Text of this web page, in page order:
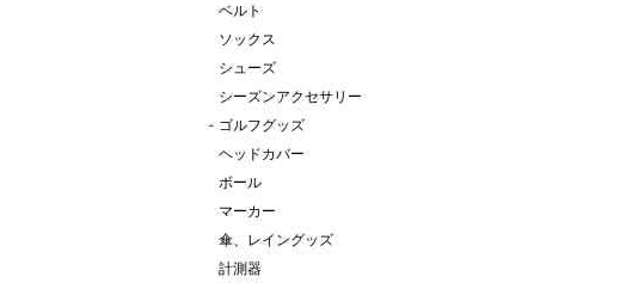
ベルト
ソックス
シューズ
シーズンアクセサリー
- ゴルフグッズ
ヘッドカバー
ボール
マーカー
傘、レイングッズ
計測器